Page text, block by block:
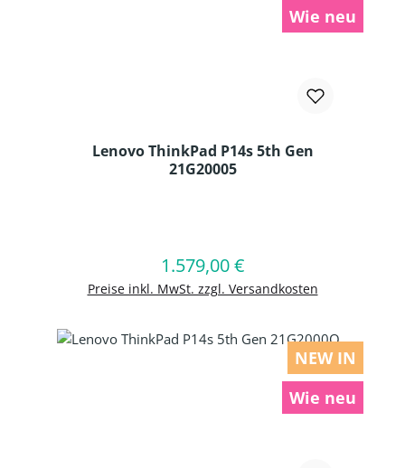
Wie neu
Lenovo ThinkPad P14s 5th Gen
21G20005
Regulärer Preis:
1.579,00 €
Preise inkl. MwSt. zzgl. Versandkosten
In den Warenkorb
NEW IN
Wie neu